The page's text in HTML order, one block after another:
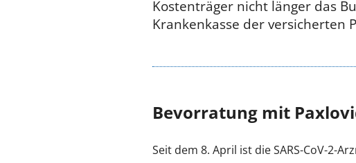
Kostenträger nicht länger das
Krankenkasse der versicherten
Bevorratung mit
Seit dem 8. April ist die SARS-CoV-2-